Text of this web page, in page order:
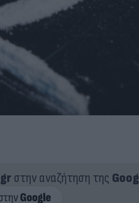
στην αναζήτηση της